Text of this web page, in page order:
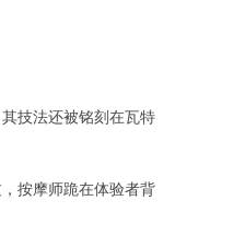
技法还被铭刻在瓦特
按摩师跪在体验者背